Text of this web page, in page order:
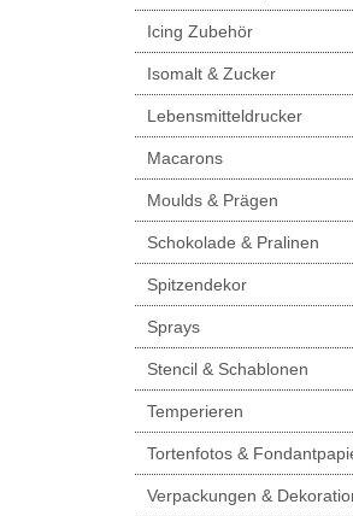
Icing Zubehör
Isomalt & Zucker
Lebensmitteldrucker
Macarons
Moulds & Prägen
Schokolade & Pralinen
Spitzendekor
Sprays
Stencil & Schablonen
Temperieren
Tortenfotos &
Verpackungen &